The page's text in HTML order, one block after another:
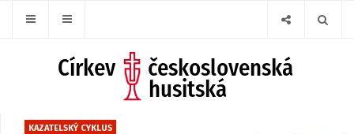
KAZATELSKÝ CYKLUS